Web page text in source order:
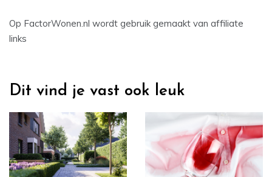
Op FactorWonen.nl wordt gebruik gemaakt van affiliate
links
Dit vind je vast ook leuk